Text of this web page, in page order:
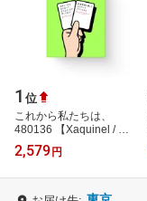
1 位
これから私たちは、
480136 【Xaquinel / サ
グイネル】
【4589635480136】
2,579 円